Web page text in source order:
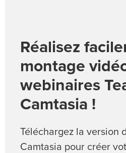
Réalisez
montage
webinaires
Camtasia !
Téléchargez la version
Camtasia pour créer